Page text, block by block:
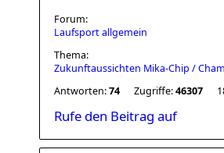
Forum:
Laufsport allgemein
Thema:
Zukunftaussichten Mika-Chip /
Antworten:74 Zugriffe:46307
Rufe den Beitrag auf